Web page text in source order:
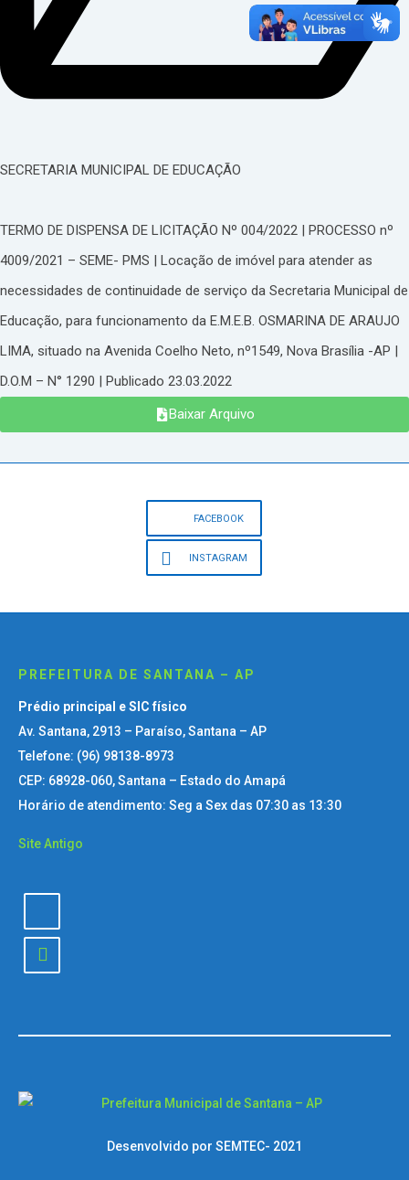
SECRETARIA MUNICIPAL DE EDUCAÇÃO
TERMO DE DISPENSA DE LICITAÇÃO Nº 004/2022 | PROCESSO nº
4009/2021 – SEME- PMS | Locação de imóvel para atender as
necessidades de continuidade de serviço da Secretaria Municipal de
Educação, para funcionamento da E.M.E.B. OSMARINA DE ARAUJO
LIMA, situado na Avenida Coelho Neto, nº1549, Nova Brasília -AP |
D.O.M – N° 1290 | Publicado 23.03.2022
Baixar Arquivo
FACEBOOK
INSTAGRAM
PREFEITURA DE SANTANA – AP
Prédio principal e SIC físico
Av. Santana, 2913 – Paraíso, Santana – AP
Telefone: (96) 98138-8973
CEP: 68928-060, Santana – Estado do Amapá
Horário de atendimento: Seg a Sex das 07:30 as 13:30
Site Antigo
Desenvolvido por SEMTEC- 2021